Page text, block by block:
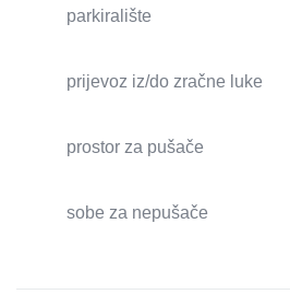
parkiralište
prijevoz iz/do zračne luke
prostor za pušače
sobe za nepušače